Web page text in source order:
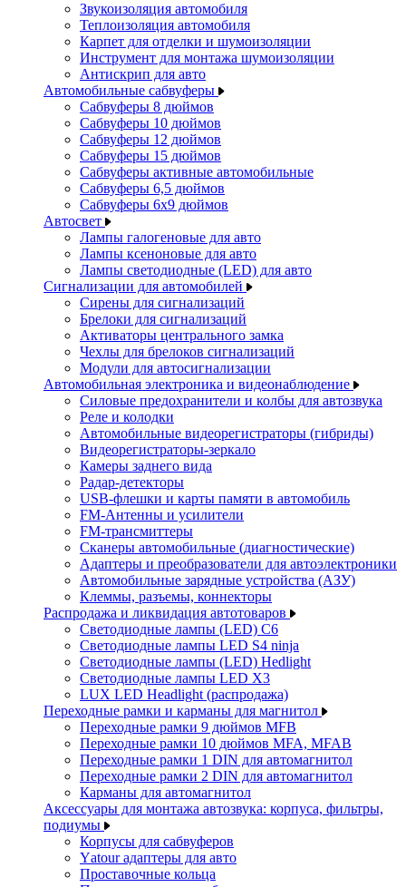
Звукоизоляция автомобиля
Теплоизоляция автомобиля
Карпет для отделки и шумоизоляции
Инструмент для монтажа шумоизоляции
Антискрип для авто
Автомобильные сабвуферы
Сабвуферы 8 дюймов
Сабвуферы 10 дюймов
Сабвуферы 12 дюймов
Сабвуферы 15 дюймов
Сабвуферы активные автомобильные
Сабвуферы 6,5 дюймов
Сабвуферы 6x9 дюймов
Автосвет
Лампы галогеновые для авто
Лампы ксеноновые для авто
Лампы светодиодные (LED) для авто
Сигнализации для автомобилей
Сирены для сигнализаций
Брелоки для сигнализаций
Активаторы центрального замка
Чехлы для брелоков сигнализаций
Модули для автосигнализации
Автомобильная электроника и видеонаблюдение
Силовые предохранители и колбы для автозвука
Реле и колодки
Автомобильные видеорегистраторы (гибриды)
Видеорегистраторы-зеркало
Камеры заднего вида
Радар-детекторы
USB-флешки и карты памяти в автомобиль
FM-Антенны и усилители
FM-трансмиттеры
Сканеры автомобильные (диагностические)
Адаптеры и преобразователи для автоэлектроники
Автомобильные зарядные устройства (АЗУ)
Клеммы, разъемы, коннекторы
Распродажа и ликвидация автотоваров
Светодиодные лампы (LED) C6
Светодиодные лампы LED S4 ninja
Светодиодные лампы (LED) Hedlight
Светодиодные лампы LED X3
LUX LED Headlight (распродажа)
Переходные рамки и карманы для магнитол
Переходные рамки 9 дюймов MFB
Переходные рамки 10 дюймов MFA, MFAB
Переходные рамки 1 DIN для автомагнитол
Переходные рамки 2 DIN для автомагнитол
Карманы для автомагнитол
Аксессуары для монтажа автозвука: корпуса, фильтры,
подиумы
Корпусы для сабвуферов
Yаtour адаптеры для авто
Проставочные кольца